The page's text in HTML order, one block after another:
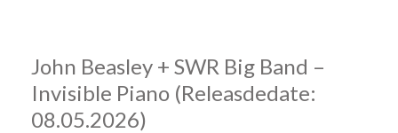
John Beasley + SWR Big Band –
Invisible Piano (Releasdedate:
08.05.2026)